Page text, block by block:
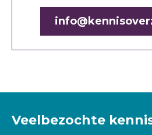
Veelbezochte